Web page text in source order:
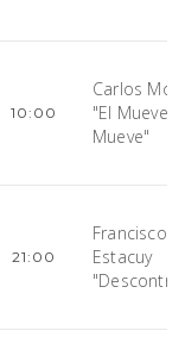
10:00
Carlos
"El Mueve
Mueve"
21:00
Francisco
Estacuy